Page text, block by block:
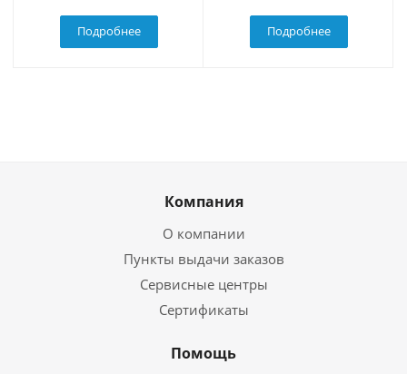
Подробнее Подробнее
Компания
О компании
Пункты выдачи заказов
Сервисные центры
Сертификаты
Помощь